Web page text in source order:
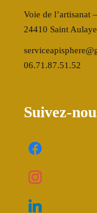
Voie de l’artisanat
24410 Saint Aulaye
06.71.87.51.52
Suivez-